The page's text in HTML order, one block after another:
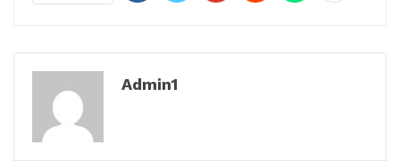
Admin1